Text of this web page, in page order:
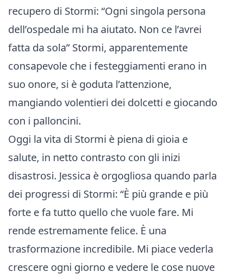
recupero di Stormi: “Ogni singola persona
dell’ospedale mi ha aiutato. Non ce l’avrei
fatta da sola” Stormi, apparentemente
consapevole che i festeggiamenti erano in
suo onore, si è goduta l’attenzione,
mangiando volentieri dei dolcetti e giocando
con i palloncini.
Oggi la vita di Stormi è piena di gioia e
salute, in netto contrasto con gli inizi
disastrosi. Jessica è orgogliosa quando parla
dei progressi di Stormi: “È più grande e più
forte e fa tutto quello che vuole fare. Mi
rende estremamente felice. È una
trasformazione incredibile. Mi piace vederla
crescere ogni giorno e vedere le cose nuove